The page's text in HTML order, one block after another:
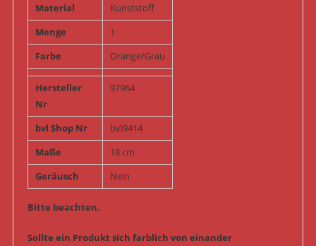
Material
Kunststoff
Menge
1
Farbe
Orange/Grau
Hersteller
Nr
97964
bvl Shop Nr
bvl9414
Maße
18 cm
Geräusch
Nein
Bitte beachten.
Sollte ein Produkt sich farblich von einander